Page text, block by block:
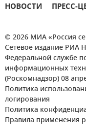
НОВОСТИ ПРЕСС-
© 2026 МИА «Россия
Сетевое издание РИА
Федеральной службе
информационных
(Роскомнадзор) 08
Политика
логирования
Политика
Правила применения